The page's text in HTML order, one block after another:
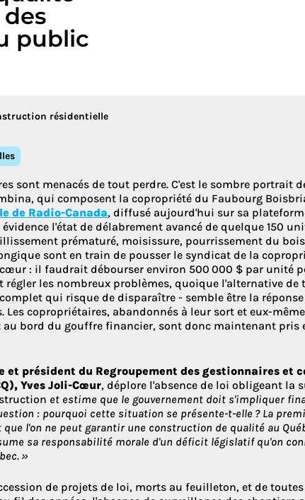
public
résidentielle
sont menacés de tout perdre. C'est le sombre portrait
qui composent la copropriété du Faubourg
de Radio-Canada, diffusé aujourd'hui sur sa
évidence l'état de délabrement avancé de quelque 150
prématuré, moisissure, pourrissement du
sont en train de pousser le syndicat de la
cœur : il faudrait débourser environ 500 000 $ par unité
régler les nombreux problèmes, quoique l'alternative de
qui risque de disparaître - semble être la
Les copropriétaires, abandonnés à leur sort et eux-
au bord du gouffre financier, sont donc maintenant pris
et président du Regroupement des gestionnaires et
Yves Joli-Cœur, déplore l'absence de loi obligeant la
et estime que le gouvernement doit s'impliquer
: pourquoi cette situation se présente-t-elle ? La
que l'on ne peut garantir une construction de qualité au
sa responsabilité morale d'un déficit législatif qu'on
»
de projets de loi, morts au feuilleton, et de